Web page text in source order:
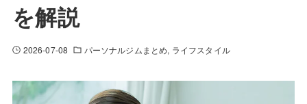
を解説
2026-07-08 パーソナルジムまとめ ライフスタイル